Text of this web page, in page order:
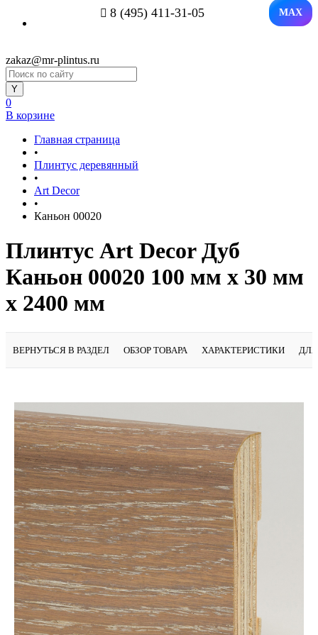
8 (495) 411-31-05 MAX
zakaz@mr-plintus.ru
0
В корзине
Главная страница
•
Плинтус деревянный
•
Art Decor
•
Каньон 00020
Плинтус Art Decor Дуб
Каньон 00020 100 мм х 30 мм
х 2400 мм
ВЕРНУТЬСЯ В РАЗДЕЛ ОБЗОР ТОВАРА ХАРАКТЕРИСТИКИ